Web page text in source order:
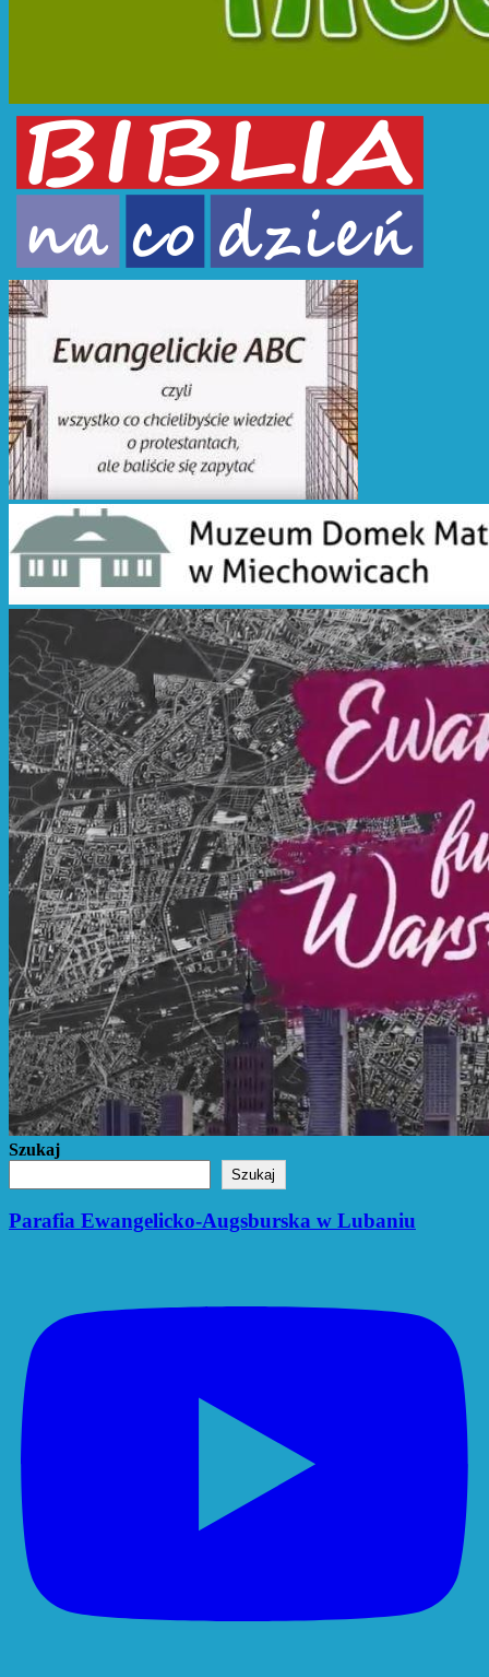
Szukaj
Szukaj
Parafia Ewangelicko-Augsburska w Lubaniu